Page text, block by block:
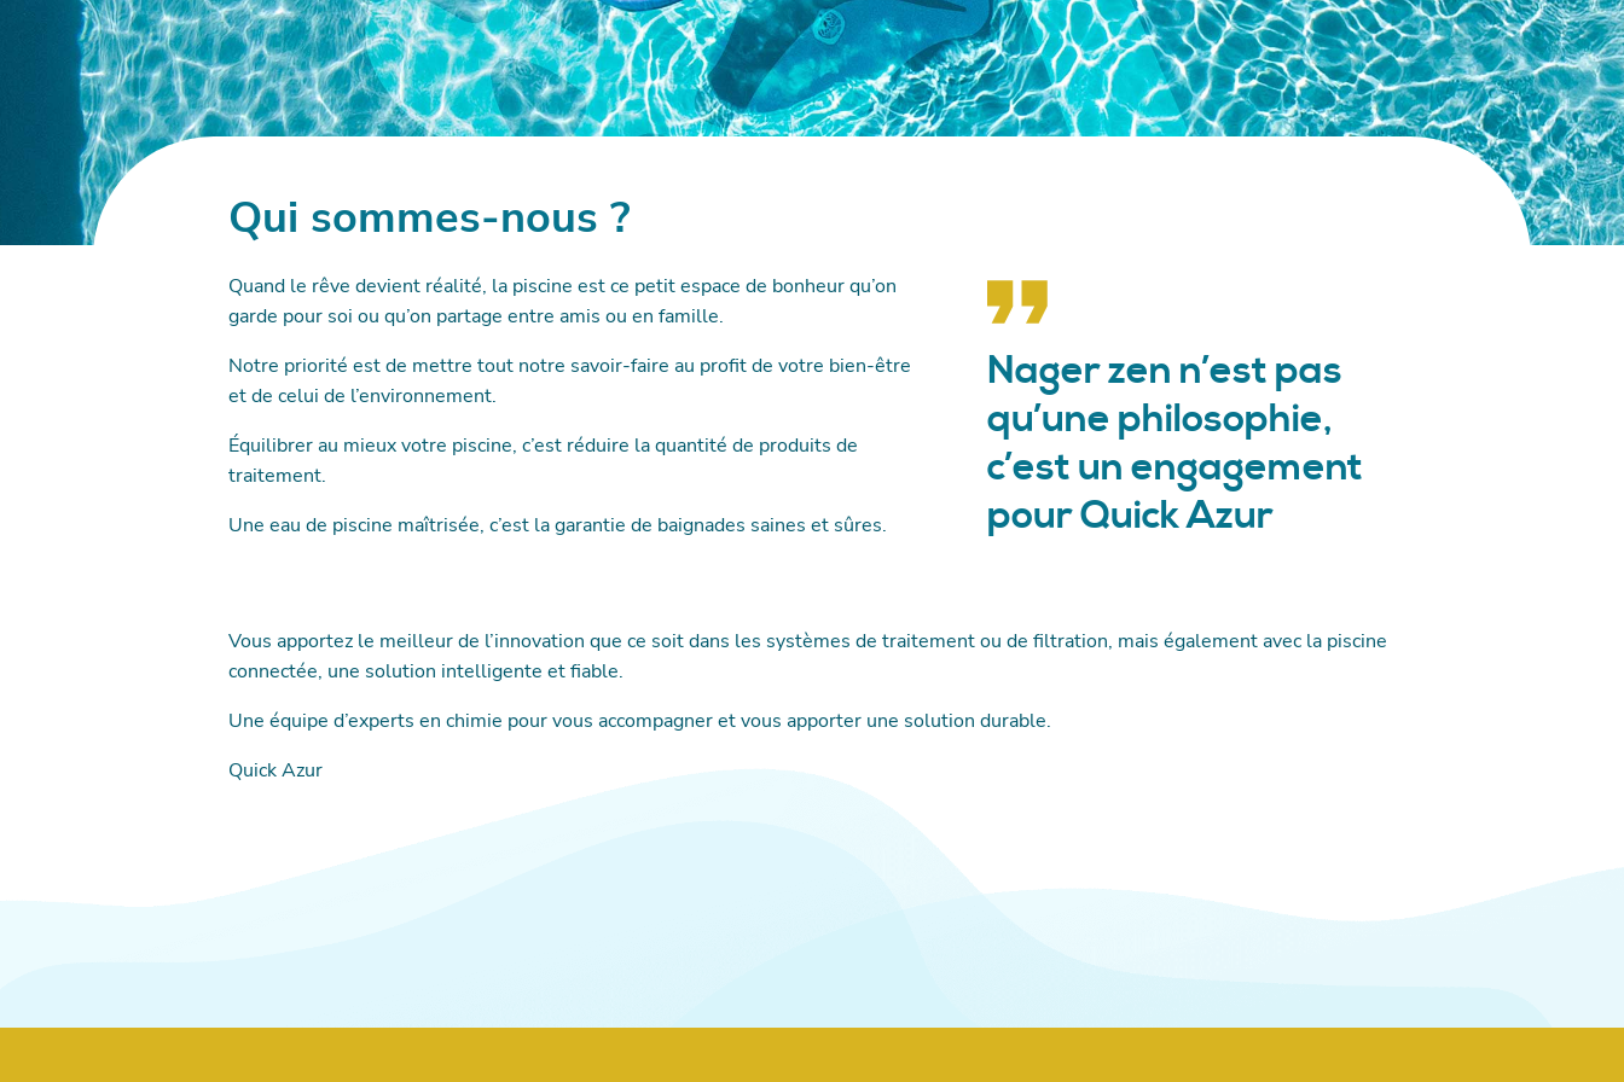
Bouscat
Remise en route piscine à Canéjan
Remise en route piscine à Eysines
Remise en route piscine à
Gradignan
Remise en route piscine à Gujan
Mestras
Remise en route piscine au Haillan
Remise en route piscine à
Latresne
sur Jalle
Mérignac
Remise en route piscine Saint
Qui sommes-nous ?
Quand le rêve devient réalité, la piscine est ce petit espace de bonheur qu’on
garde pour soi ou qu’on partage entre amis ou en famille.
Notre priorité est de mettre tout notre savoir-faire au profit de votre bien-être
et de celui de l’environnement.
Équilibrer au mieux votre piscine, c’est réduire la quantité de produits de
traitement.
Une eau de piscine maîtrisée, c’est la garantie de baignades saines et sûres.
Nager zen n’est pas
qu’une philosophie,
c’est un engagement
pour Quick Azur
Vous apportez le meilleur de l’innovation que ce soit dans les systèmes de traitement ou de filtration, mais également avec la piscine
connectée, une solution intelligente et fiable.
Une équipe d’experts en chimie pour vous accompagner et vous apporter une solution durable.
Quick Azur